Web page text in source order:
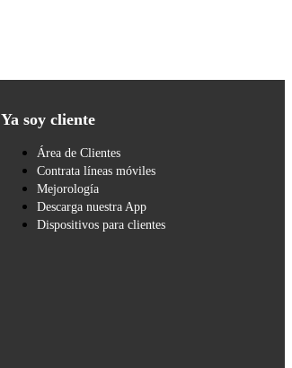
Ya soy cliente
Área de Clientes
Contrata líneas móviles
Mejorología
Descarga nuestra App
Dispositivos para clientes